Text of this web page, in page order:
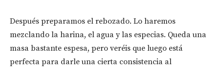
Después preparamos el rebozado. Lo haremos
mezclando la harina, el agua y las especias. Queda una
masa bastante espesa, pero veréis que luego está
perfecta para darle una cierta consistencia al